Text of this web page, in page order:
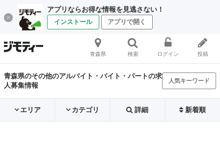
アプリならお得な情報を見逃さない！
インストール アプリで開く
青森県 検索 ログイン 投稿
青森県のその他のアルバイト・バイト・パートの求
人募集情報
人気キーワード
エリア カテゴリ 詳細 新着順